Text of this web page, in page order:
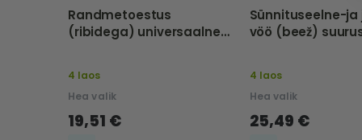
Randmetoestus
(ribidega) universaalne
4 laos
Hea valik
19,51 €
Sünnituseelne-ja
4 laos
Hea valik
25,49 €